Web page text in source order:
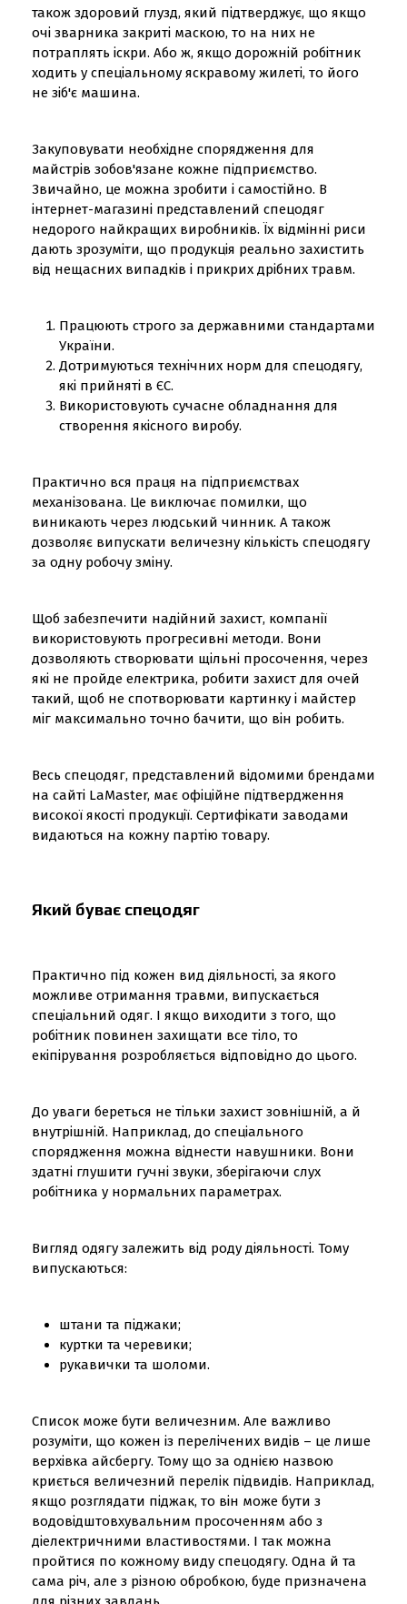
також здоровий глузд, який підтверджує, що якщо
очі зварника закриті маскою, то на них не
потраплять іскри. Або ж, якщо дорожній робітник
ходить у спеціальному яскравому жилеті, то його
не зіб'є машина.
Закуповувати необхідне спорядження для
майстрів зобов'язане кожне підприємство.
Звичайно, це можна зробити і самостійно. В
інтернет-магазині представлений спецодяг
недорого найкращих виробників. Їх відмінні риси
дають зрозуміти, що продукція реально захистить
від нещасних випадків і прикрих дрібних травм.
Працюють строго за державними стандартами
України.
Дотримуються технічних норм для спецодягу,
які прийняті в ЄС.
Використовують сучасне обладнання для
створення якісного виробу.
Практично вся праця на підприємствах
механізована. Це виключає помилки, що
виникають через людський чинник. А також
дозволяє випускати величезну кількість спецодягу
за одну робочу зміну.
Щоб забезпечити надійний захист, компанії
використовують прогресивні методи. Вони
дозволяють створювати щільні просочення, через
які не пройде електрика, робити захист для очей
такий, щоб не спотворювати картинку і майстер
міг максимально точно бачити, що він робить.
Весь спецодяг, представлений відомими брендами
на сайті LaMaster, має офіційне підтвердження
високої якості продукції. Сертифікати заводами
видаються на кожну партію товару.
Який буває спецодяг
Практично під кожен вид діяльності, за якого
можливе отримання травми, випускається
спеціальний одяг. І якщо виходити з того, що
робітник повинен захищати все тіло, то
екіпірування розробляється відповідно до цього.
До уваги береться не тільки захист зовнішній, а й
внутрішній. Наприклад, до спеціального
спорядження можна віднести навушники. Вони
здатні глушити гучні звуки, зберігаючи слух
робітника у нормальних параметрах.
Вигляд одягу залежить від роду діяльності. Тому
випускаються:
штани та піджаки;
куртки та черевики;
рукавички та шоломи.
Список може бути величезним. Але важливо
розуміти, що кожен із перелічених видів – це лише
верхівка айсбергу. Тому що за однією назвою
криється величезний перелік підвидів. Наприклад,
якщо розглядати піджак, то він може бути з
водовідштовхувальним просоченням або з
діелектричними властивостями. І так можна
пройтися по кожному виду спецодягу. Одна й та
сама річ, але з різною обробкою, буде призначена